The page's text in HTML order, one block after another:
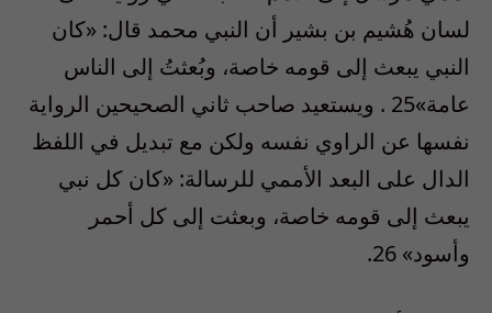
لسان هُشيم بن بشير أن النبي محمد قال: «كان
النبي يبعث إلى قومه خاصة، وبُعثتُ إلى الناس
عامة»25 . ويستعيد صاحب ثاني الصحيحين الرواية
نفسها عن الراوي نفسه ولكن مع تبديل في اللفظ
الدال على البعد الأممي للرسالة: «كان كل نبي
يبعث إلى قومه خاصة، وبعثت إلى كل أحمر
وأسود» 26.